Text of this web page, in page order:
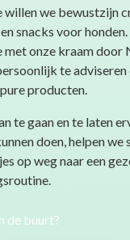
willen we bewustzijn
snacks voor honden.
onze kraam door
te adviseren
producten.
te gaan en te laten
doen, helpen we
op weg naar een
de buurt?